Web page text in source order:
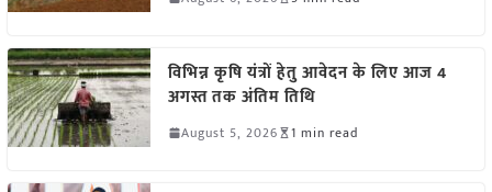
विभिन्न कृषि यंत्रों हेतु आवेदन के लिए आज 4
अगस्त तक अंतिम तिथि
August 5, 2026 1 min read